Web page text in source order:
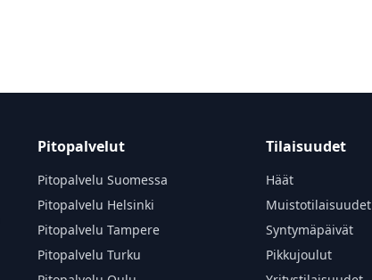
Pitopalvelut
Pitopalvelu Suomessa
Pitopalvelu Helsinki
Pitopalvelu Tampere
Pitopalvelu Turku
Tilaisuudet
Häät
Muistotilaisuudet
Syntymäpäivät
Pikkujoulut